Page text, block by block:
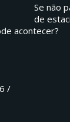
Se não
de
acontecer?
/